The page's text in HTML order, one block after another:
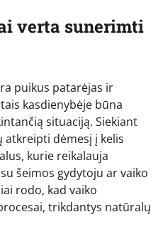
verta sunerimti
puikus patarėjas ir
kasdienybėje būna
situaciją. Siekiant
atkreipti dėmesį į kelis
kurie reikalauja
šeimos gydytoju ar vaiko
rodo, kad vaiko
trikdantys natūralų